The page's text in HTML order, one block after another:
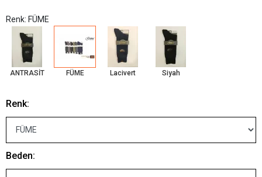
Renk: FÜME
ANTRASİT FÜME Lacivert Siyah
Renk:
Beden: